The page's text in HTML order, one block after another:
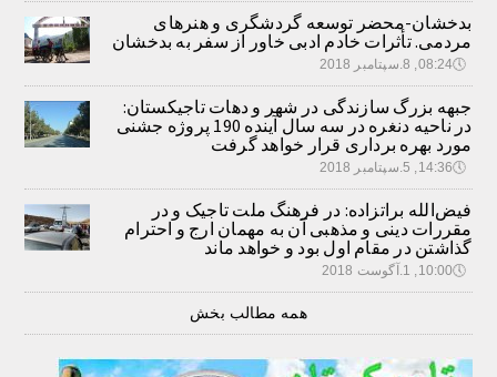
بدخشان-محضر توسعه گردشگری و هنرهای
مردمی. تأثرات خادم ادبی خاور از سفر به بدخشان
🕔08:24, 8.سپتامبر 2018
جبهه بزرگ سازندگی در شهر و دهات تاجیکستان:
در ناحیه دنغره در سه سال آینده 190 پروژه جشنی
مورد بهره برداری قرار خواهد گرفت
🕔14:36, 5.سپتامبر 2018
فیض‌الله براتزاده: در فرهنگ ملت تاجیک و در
مقررات دینی و مذهبی آن به مهمان ارج و احترام
گذاشتن در مقام اول بود و خواهد ماند
🕔10:00, 1.آگوست 2018
همه مطالب بخش